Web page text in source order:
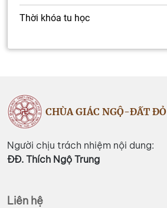
Thời khóa tu học
CHÙA GIÁC NGỘ-ĐẤT ĐỎ
Người chịu trách nhiệm nội dung:
ĐĐ. Thích Ngộ Trung
Liên hệ